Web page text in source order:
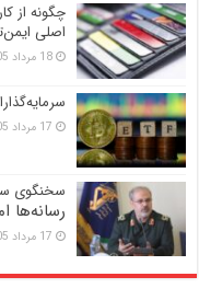
چگونه از
اصلی
18 مرداد 1405
17 مرداد 1405
سخنگوی
رسانه‌ها
17 مرداد 1405